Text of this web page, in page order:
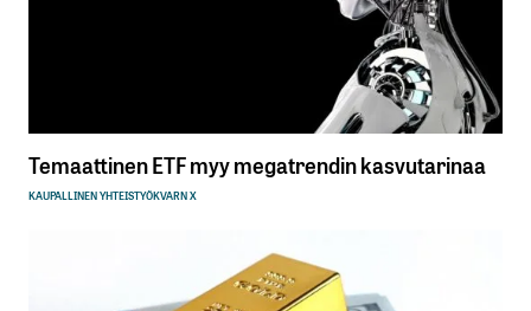
Temaattinen ETF myy megatrendin kasvutarinaa
KAUPALLINEN YHTEISTYÖKVARN X